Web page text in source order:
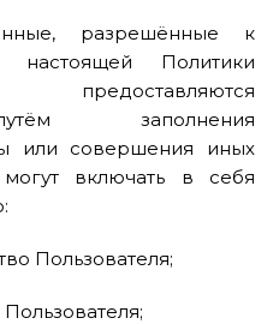
разрешённые к
Политики
предоставляются
заполнения
или совершения иных
включать в себя
Пользователя;